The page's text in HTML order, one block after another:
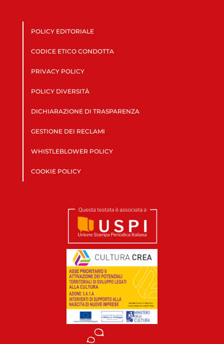
POLICY EDITORIALE
CODICE ETICO CONDOTTA
PRIVACY POLICY
POLICY DIVERSITÀ
DICHIARAZIONE DI TRASPARENZA
GESTIONE DEI RECLAMI
WHISTLEBLOWER POLICY
COOKIE POLICY